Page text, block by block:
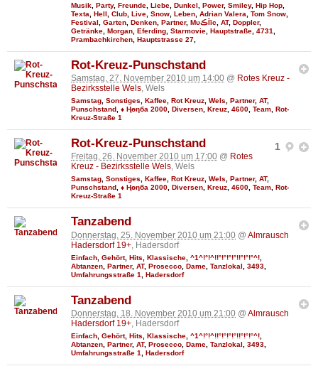
Musik Party, Freunde Liebe Dunkel Power, Smiley, Hip Hop
Texta
Hell Club Live Snow Leben Adrian Valera Tom Snow
Festival
Garten Denken Partner, MυڪĪīc AT, Doppler,
Getränke Morgan Eferding Starmovie Hauptstraße 4731
Prambachkirchen Hauptstrasse 27
Rot-Kreuz-Punschstand
Samstag, 27. November 2010 um 14:00 @ Rotes Kreuz -
Bezirksstelle Wels, Wels
Samstag Sonstiges Kaffee Rot Kreuz Wels Partner, AT,
Punschstand ♦ Ңөηба 2000 Diversen Kreuz 4600 Team Rot-
Kreuz-Straße 1
1
Rot-Kreuz-Punschstand
Freitag, 26. November 2010 um 17:00 @ Rotes
Kreuz - Bezirksstelle Wels, Wels
Samstag, Sonstiges, Kaffee, Rot Kreuz, Wels, Partner, AT,
Punschstand, ♦ Ңөηба 2000, Diversen, Kreuz, 4600, Team, Rot-
Kreuz-Straße 1
Tanzabend
Donnerstag, 25. November 2010 um 21:00 @ Almrausch
Hadersdorf 19+ , Hadersdorf
Einfach Gehört, Hits Klassische ^1^!°!^!!°!°!°!°!!°!°!°^!
Abtanzen Partner, AT, Prosecco Dame Tanzlokal 3493
Umfahrungsstraße 1
Hadersdorf
Tanzabend
Donnerstag, 18. November 2010 um 21:00 @ Almrausch
Hadersdorf 19+, Hadersdorf
Einfach Gehört, Hits Klassische ^1^!°!^!!°!°!°!°!!°!°!°^!
Abtanzen Partner, AT, Prosecco Dame Tanzlokal 3493
Umfahrungsstraße 1
Hadersdorf